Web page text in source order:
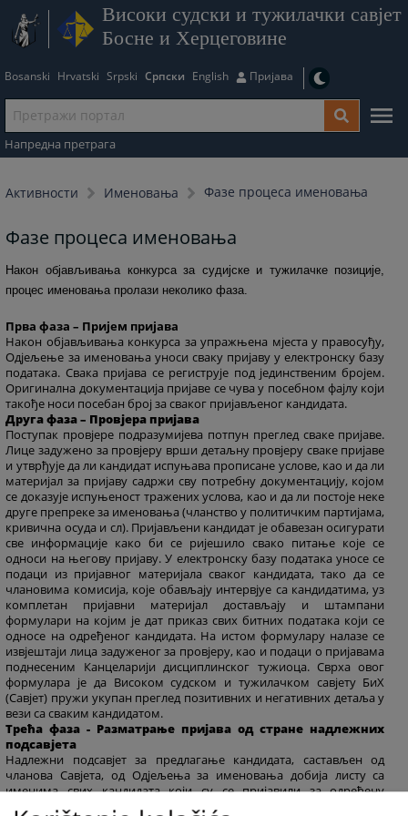
Високи судски и тужилачки савјет
Босне и Херцеговине
Bosanski Hrvatski Srpski Српски English Пријава
Напредна претрага
Активности Именовања Фазе процеса именовања
Фазе процеса именовања
Након објављивања конкурса за судијске и тужилачке позиције,
процес именовања пролази неколико фаза.
Прва фаза – Пријем пријава
Након објављивања конкурса за упражњена мјеста у правосуђу,
Одјељење за именовања уноси сваку пријаву у електронску базу
података. Свака пријава се региструје под јединственим бројем.
Оригинална документација пријаве се чува у посебном фајлу који
такође носи посебан број за сваког пријављеног кандидата.
Друга фаза – Провјера пријава
Поступак провјере подразумијева потпун преглед сваке пријаве.
Лице задужено за провјеру врши детаљну провјеру сваке пријаве
и утврђује да ли кандидат испуњава прописане услове, као и да ли
материјал за пријаву садржи сву потребну документацију, којом
се доказује испуњеност тражених услова, као и да ли постоје неке
друге препреке за именовања (чланство у политичким партијама,
кривична осуда и сл). Пријављени кандидат је обавезан осигурати
све информације како би се ријешило свако питање које се
односи на његову пријаву. У електронску базу података уносе се
подаци из пријавног материјала сваког кандидата, тако да се
члановима комисија, које обављају интервјуе са кандидатима, уз
комплетан пријавни материјал достављају и штампани
формулари на којим је дат приказ свих битних података који се
односе на одређеног кандидата. На истом формулару налазе се
извјештаји лица задуженог за провјеру, као и подаци о пријавама
поднесеним Канцеларији дисциплинског тужиоца. Сврха овог
формулара је да Високом судском и тужилачком савјету БиХ
(Савјет) пружи укупан преглед позитивних и негативних детаља у
вези са сваким кандидатом.
Трећа фаза - Разматрање пријава од стране надлежних
подсавјета
Надлежни подсавјет за предлагање кандидата, састављен од
чланова Савјета, од Одјељења за именовања добија листу са
именима свих кандидата који су се пријавили за одређену
позицију. Поред имена пријављених кандидата, на листи се налазе